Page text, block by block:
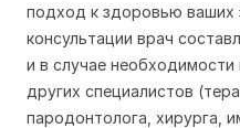
подход к здоровью ваших
консультации врач
и в случае необходимости
других специалистов
пародонтолога, хирурга,